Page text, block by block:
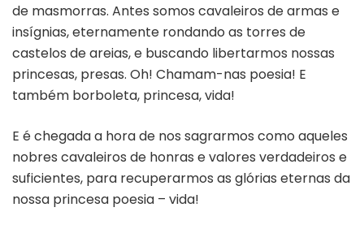
de masmorras. Antes somos cavaleiros de armas e
insígnias, eternamente rondando as torres de
castelos de areias, e buscando libertarmos nossas
princesas, presas. Oh! Chamam-nas poesia! E
também borboleta, princesa, vida!
E é chegada a hora de nos sagrarmos como aqueles
nobres cavaleiros de honras e valores verdadeiros e
suficientes, para recuperarmos as glórias eternas da
nossa princesa poesia – vida!